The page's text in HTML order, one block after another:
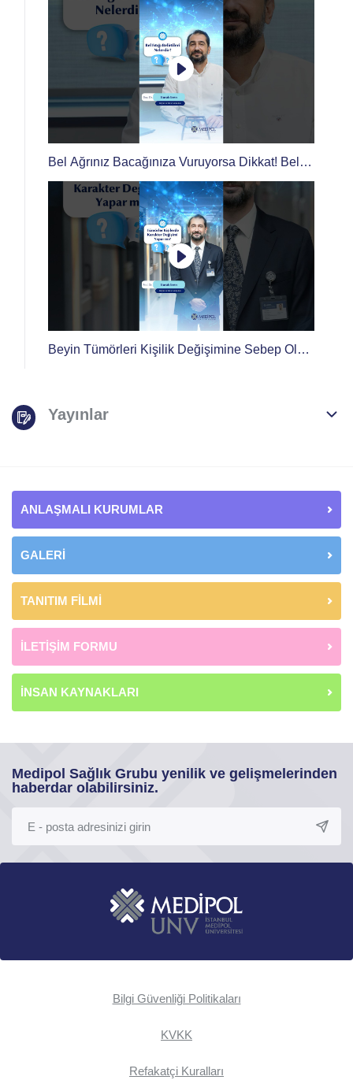
Bel Ağrınız Bacağınıza Vuruyorsa Dikkat! Bel
Fıtığı ve Sinir Sıkışması Nasıl Ayırt Edilir?
Beyin Tümörleri Kişilik Değişimine Sebep Olur
Yayınlar
ANLAŞMALI KURUMLAR
GALERİ
TANITIM FİLMİ
İLETİŞİM FORMU
İNSAN KAYNAKLARI
Medipol Sağlık Grubu yenilik ve gelişmelerinden
haberdar olabilirsiniz.
Bilgi Güvenliği Politikaları
KVKK
Refakatçi Kuralları